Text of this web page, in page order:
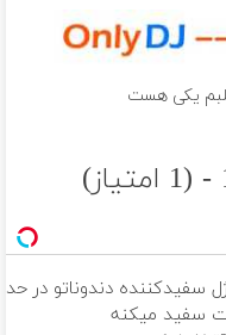
یکی هست
سفیدکننده دندوناتو در حد
سفید میکنه